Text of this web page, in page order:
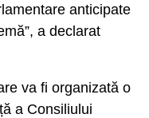
anticipate
a declarat
va fi organizată o
a Consiliului